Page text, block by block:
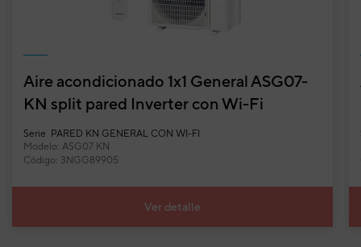
Aire acondicionado 1x1 General ASG07-
KN split pared Inverter con Wi-Fi
incluido
Serie PARED KN GENERAL CON WI-FI
Modelo: ASG07 KN
Código: 3NGG89905
Ver detalle